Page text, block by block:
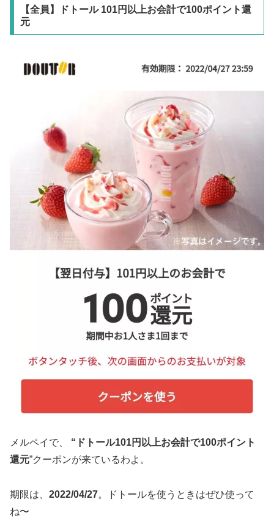
【全員】ドトール 101円以上お会計で100ポイント還
元
メルペイで、
“ドトール101円以上お会計で100ポイント
還元”クーポンが来ているわよ。
期限は、 2022/04/27。ドトールを使うときはぜひ使って
ね〜